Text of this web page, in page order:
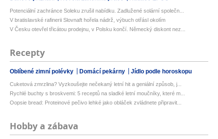
Potenciální zachránce Soleku zrušil nabídku. Zadlužené solární společn...
V bratislavské rafinerii Slovnaft hořela nádrž, výbuch otřásl okolím
V Česku otevřel třicátou prodejnu, v Polsku končí. Německý diskont nez...
Recepty
Oblíbené zimní polévky Domácí pekárny Jídlo podle horoskopu
Cuketová zmrzlina? Vyzkoušejte nečekaný letní hit a geniální způsob, j...
Rychlé buchty s broskvemi: 5 receptů na sladké letní moučníky, které m...
Oopsie bread: Proteinové pečivo lehké jako obláček zvládnete připravit...
Hobby a zábava